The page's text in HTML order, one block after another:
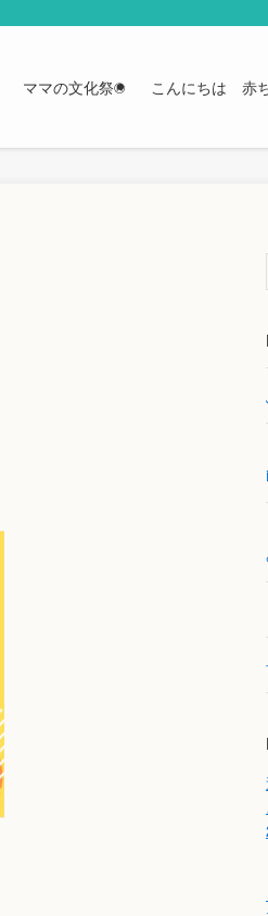
ママの文化祭®︎ こんにちは 赤